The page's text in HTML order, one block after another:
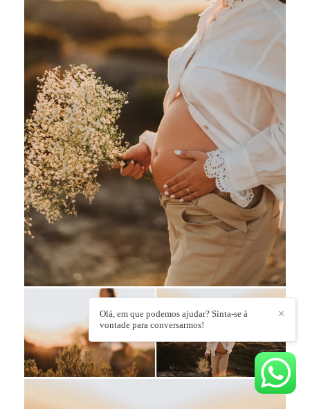
✕
Olá, em que podemos ajudar? Sinta-se à
vontade para conversarmos!